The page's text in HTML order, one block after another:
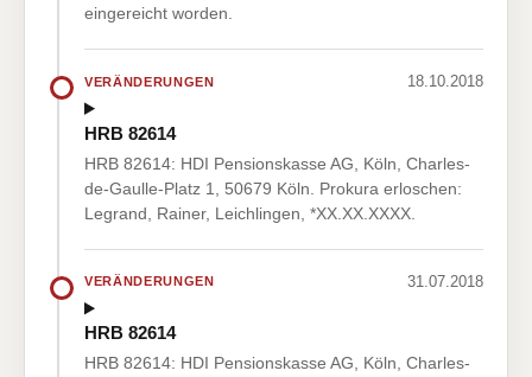
eingereicht worden.
VERÄNDERUNGEN 18.10.2018
HRB 82614
HRB 82614: HDI Pensionskasse AG, Köln, Charles-
de-Gaulle-Platz 1, 50679 Köln. Prokura erloschen:
Legrand, Rainer, Leichlingen, *XX.XX.XXXX.
VERÄNDERUNGEN 31.07.2018
HRB 82614
HRB 82614: HDI Pensionskasse AG, Köln, Charles-